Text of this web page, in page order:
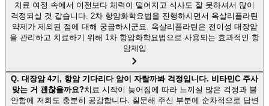
치료 여정 속에서 이전보다 체력이 떨어지고 식사도 잘 못하셔서 많이
걱정되실 것 같습니다. 2차 항암화학요법을 진행하시면서 옥살리플라틴
약제가 제외된 점에 대해 궁금하시군요. 옥살리플라틴은 전이성 대장암
을 관리하고 치료하기 위해 1차 항암화학요법으로 사용되는 효과적인 항
암제입
Q. 대장암 4기, 항암 기다리다 암이 자랄까봐 걱정입니다. 비타민C 주사
맞는 거 괜찮을까요?치료 시작이 늦어짐에 따라 느끼실 많은 걱정과 불
안함에 저희도 충분히 공감합니다. 질문해 주신 부분에 순차적으로 답변